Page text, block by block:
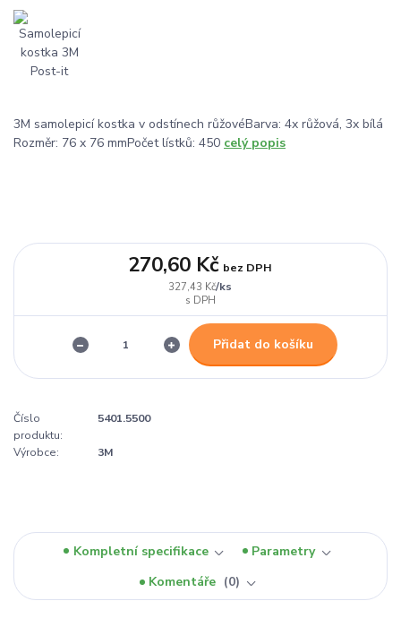
3M samolepicí kostka v odstínech růžovéBarva: 4x růžová, 3x bílá
Rozměr: 76 x 76 mmPočet lístků: 450 celý popis
327,43 Kč/ks
270,60 Kč bez DPH
Přidat do košíku
Číslo
produktu:
5401.5500
Výrobce: 3M
Kompletní specifikace
Parametry
Komentáře
0